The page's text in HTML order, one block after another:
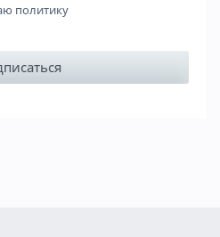
политику